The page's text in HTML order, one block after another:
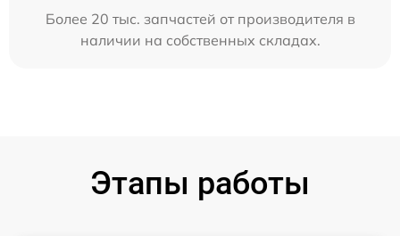
Более 20 тыс. запчастей от производителя в
наличии на собственных складах.
Этапы работы